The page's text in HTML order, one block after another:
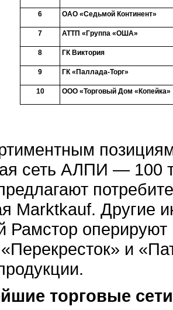
6 ОАО «Седьмой Континент»
7 АТТП «Группа «ОША»
8 ГК Виктория
9 ГК «Паллада-Торг»
10 ООО «Торговый Дом «Копейка»
сеть АЛПИ — 100
Marktkauf. Другие
Рамстор
и
торговые